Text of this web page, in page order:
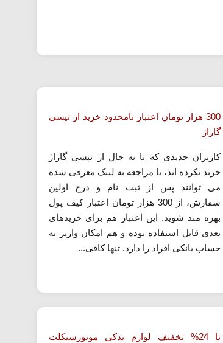
300 هزار تومان اعتبار نامحدود خرید از تپسی
گاراژ
کاربران جدیدی که تا به حال از تپسی گاراژ
خرید نکرده اند، با مراجعه به لینک معرفی شده
می توانند پس از ثبت نام و درج اولین
سفارش، از 300 هزار تومان اعتبار کیف پول
بهره مند شوید. این اعتبار هم برای خریدهای
بعدی قابل استفاده بوده و هم امکان واریز به
حساب بانکی افراد را دارد. تنها کافی...
تا 24% تخفیف لوازم یدکی موتورسیکلت